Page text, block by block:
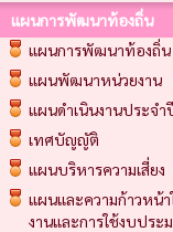
แผนการพัฒนาท้องถิ่น
แผนการพัฒนาท้องถิ่น
แผนพัฒนาหน่วยงาน
แผนดำเนินงานประจำ
เทศบัญญัติ
แผนบริหารความเสี่ยง
แผนและความก้าวหน้า
งานและการใช้งบประ